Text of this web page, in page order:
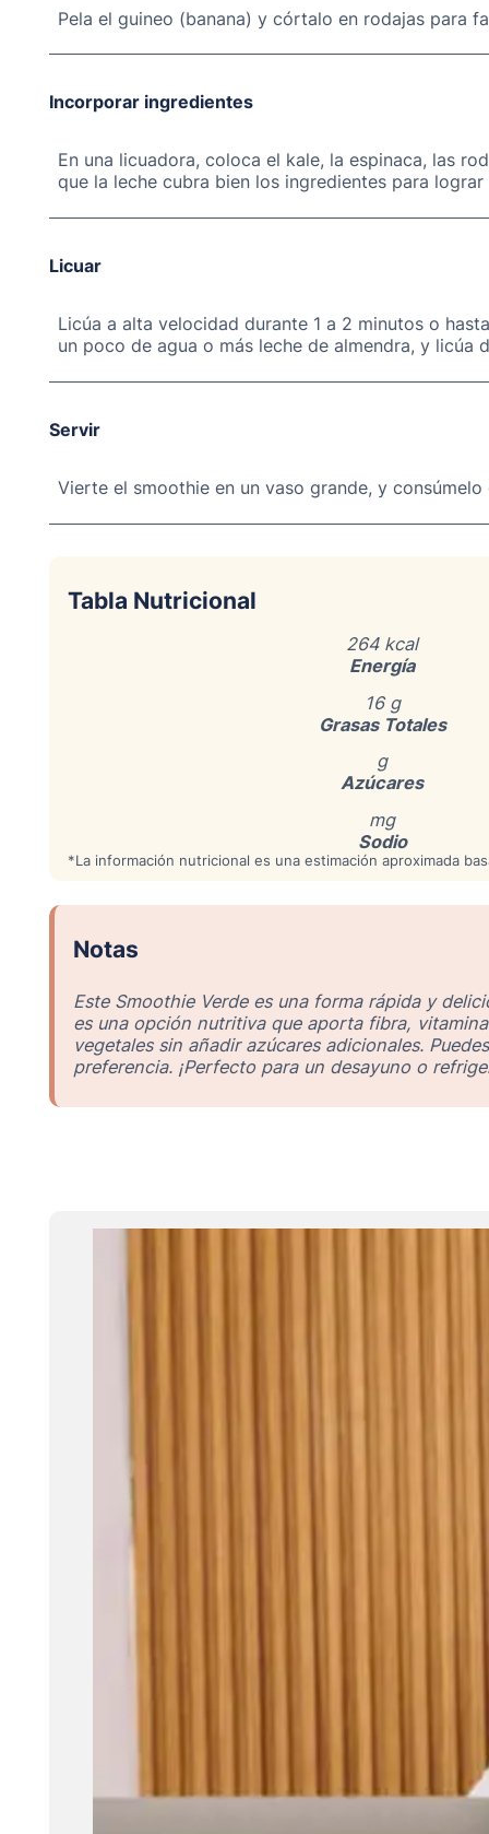
Pela el guineo (banana) y córtalo en rodajas para
Incorporar ingredientes
En una licuadora, coloca el kale, la espinaca, las
que la leche cubra bien los ingredientes para lograr
Licuar
Licúa a alta velocidad durante 1 a 2 minutos o
un poco de agua o más leche de almendra, y licúa
Servir
Vierte el smoothie en un vaso grande, y
Tabla Nutricional
264 kcal
Energía
16 g
Grasas Totales
g
Azúcares
mg
Sodio
*La información nutricional es una estimación aproximada
Notas
Este Smoothie Verde es una forma rápida y
es una opción nutritiva que aporta fibra,
vegetales sin añadir azúcares adicionales.
preferencia. ¡Perfecto para un desayuno o